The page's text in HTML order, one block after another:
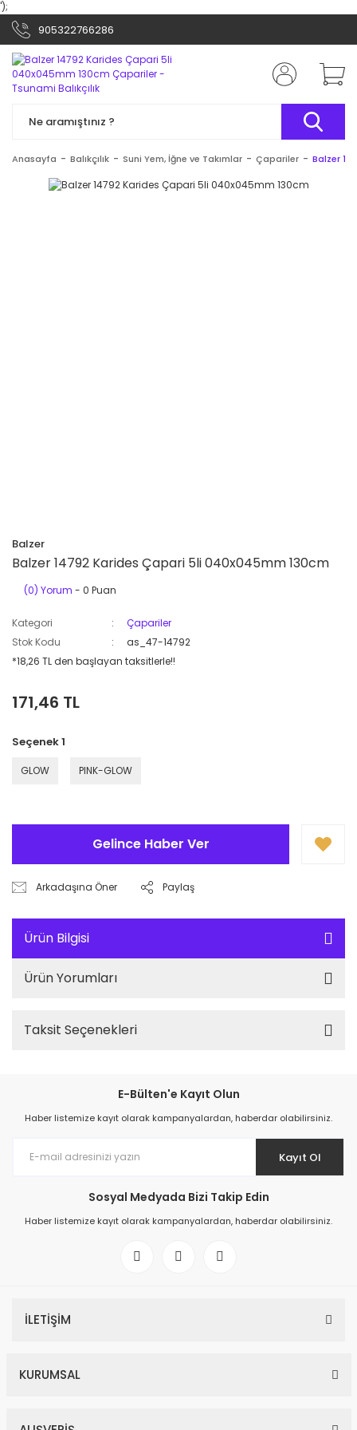
');
905322766286
Anasayfa Balıkçılık Suni Yem, İğne ve Takımlar Çapariler Balzer
Balzer
Balzer 14792 Karides Çapari 5li 040x045mm 130cm
(0) Yorum - 0 Puan
Kategori
Çapariler
Stok Kodu
as_47-14792
*18,26 TL den başlayan taksitlerle!!
171,46 TL
Seçenek 1
GLOW PINK-GLOW
Gelince Haber Ver
Arkadaşına Öner Paylaş
Ürün Bilgisi
Ürün Yorumları
Taksit Seçenekleri
E-Bülten'e Kayıt Olun
Haber listemize kayıt olarak kampanyalardan, haberdar olabilirsiniz.
Kayıt Ol
Sosyal Medyada Bizi Takip Edin
Haber listemize kayıt olarak kampanyalardan, haberdar olabilirsiniz.
İLETİŞİM
KURUMSAL